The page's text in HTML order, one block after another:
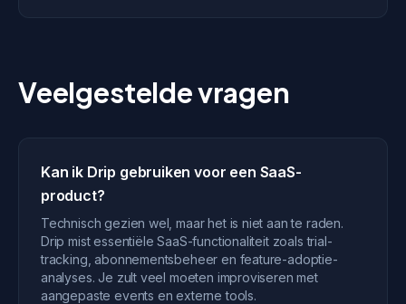
Veelgestelde vragen
Kan ik Drip gebruiken voor een SaaS-
product?
Technisch gezien wel, maar het is niet aan te raden.
Drip mist essentiële SaaS-functionaliteit zoals trial-
tracking, abonnementsbeheer en feature-adoptie-
analyses. Je zult veel moeten improviseren met
aangepaste events en externe tools.